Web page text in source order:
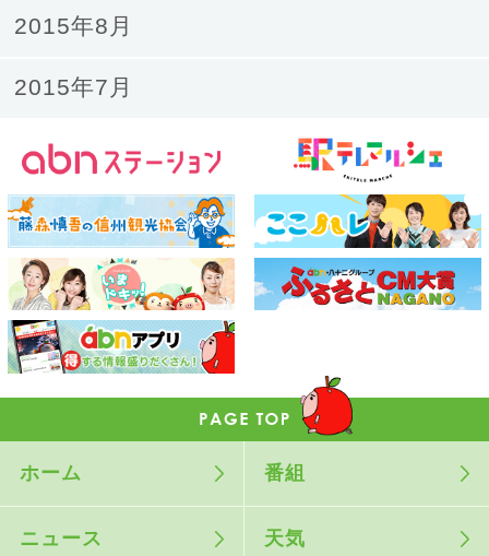
2015年8月
2015年7月
ホーム 番組
ニュース 天気